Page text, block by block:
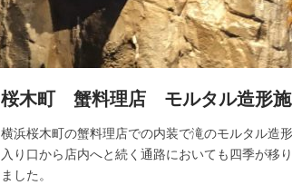
桜木町 蟹料理店 モルタル造形施
横浜桜木町の蟹料理店での内装で滝のモルタル造
入り口から店内へと続く通路においても四季が移
ました。